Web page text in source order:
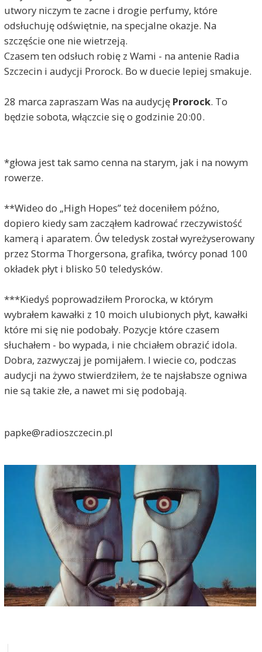
utwory niczym te zacne i drogie perfumy, które
odsłuchuję odświętnie, na specjalne okazje. Na
szczęście one nie wietrzeją.
Czasem ten odsłuch robię z Wami - na antenie Radia
Szczecin i audycji Prorock. Bo w duecie lepiej smakuje.
28 marca zapraszam Was na audycję Prorock. To
będzie sobota, włączcie się o godzinie 20:00.
*głowa jest tak samo cenna na starym, jak i na nowym
rowerze.
**Wideo do „High Hopes” też doceniłem późno,
dopiero kiedy sam zacząłem kadrować rzeczywistość
kamerą i aparatem. Ów teledysk został wyreżyserowany
przez Storma Thorgersona, grafika, twórcy ponad 100
okładek płyt i blisko 50 teledysków.
***Kiedyś poprowadziłem Prorocka, w którym
wybrałem kawałki z 10 moich ulubionych płyt, kawałki
które mi się nie podobały. Pozycje które czasem
słuchałem - bo wypada, i nie chciałem obrazić idola.
Dobra, zazwyczaj je pomijałem. I wiecie co, podczas
audycji na żywo stwierdziłem, że te najsłabsze ogniwa
nie są takie złe, a nawet mi się podobają.
papke@radioszczecin.pl